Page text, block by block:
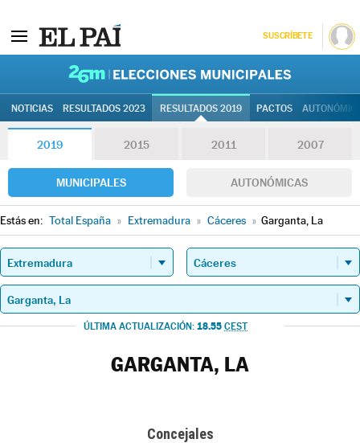
SUSCRÍBETE
NOTICIAS RESULTADOS 2023 RESULTADOS 2019 PACTOS
2019 2015 2011 2007
MUNICIPALES AUTONÓMICAS
Estás en: Total España » Extremadura » Cáceres » Garganta, La
ÚLTIMA ACTUALIZACIÓN: 18.55 CEST
GARGANTA, LA
Concejales